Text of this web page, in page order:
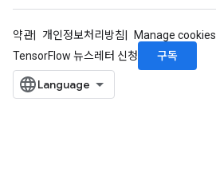
약관 개인정보처리방침
Manage cookies
TensorFlow 뉴스레터 신청
구독